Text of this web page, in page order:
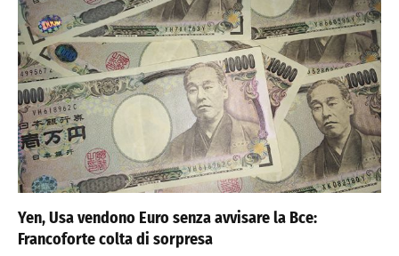
Yen, Usa vendono Euro senza avvisare la Bce:
Francoforte colta di sorpresa